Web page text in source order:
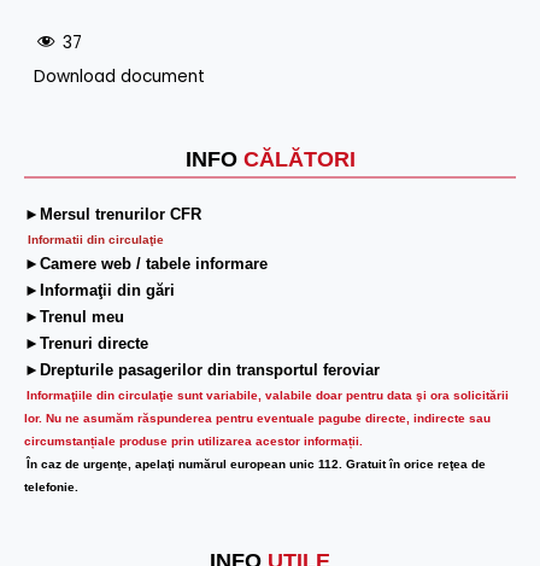
INFO CĂLĂTORI
►Mersul trenurilor CFR
Informatii din circulaţie
►Camere web / tabele informare
►Informaţii din gări
►Trenul meu
►Trenuri directe
►Drepturile pasagerilor din transportul feroviar
Informaţiile din circulaţie sunt variabile, valabile doar pentru data şi ora solicitării
lor. Nu ne asumăm răspunderea pentru eventuale pagube directe, indirecte sau
circumstanțiale produse prin utilizarea acestor informații.
În caz de urgenţe, apelaţi numărul european unic 112. Gratuit în orice reţea de
telefonie.
37
Download document